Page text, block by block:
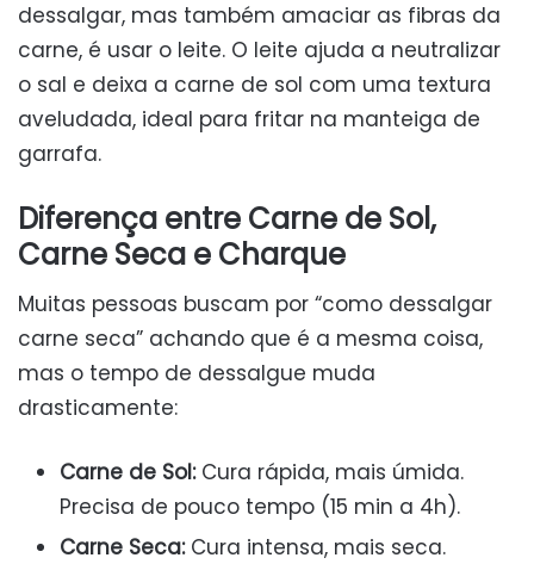
dessalgar, mas também amaciar as fibras da
carne, é usar o leite. O leite ajuda a neutralizar
o sal e deixa a carne de sol com uma textura
aveludada, ideal para fritar na manteiga de
garrafa.
Diferença entre Carne de Sol,
Carne Seca e Charque
Muitas pessoas buscam por “como dessalgar
carne seca” achando que é a mesma coisa,
mas o tempo de dessalgue muda
drasticamente:
Carne de Sol:Cura rápida, mais úmida.
Precisa de pouco tempo (15 min a 4h).
Carne Seca:Cura intensa, mais seca.